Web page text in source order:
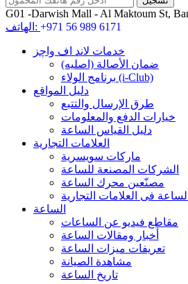
G01 -Darwish Mall - Al Maktoum St,
الهاتف: +971 56 989 6171
خدمات لاند اف واچز
ضمان الأصالة (اصلیه)
برنامج الولاء (i-Club)
دليل المواقع
طرق الإرسال والتتبع
خيارات الدفع والمعلومات
دليل القياس الساعة
العلامات التجارية
ماركات سويسرية
الشركات المصنعة للساعة
مصنّعين محرك الساعة
فی العلامات التجارية
الساعة
مقاطع فيديو عن الساعات
أخبار ومقالات الساعة
تعريفات ميزات الساعة
مشاهدة الصيانة
تاريخ الساعة